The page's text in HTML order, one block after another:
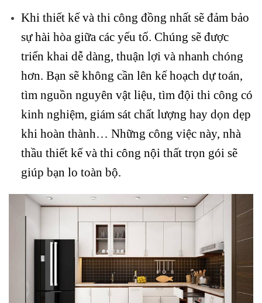
Khi thiết kế và thi công đồng nhất sẽ đảm bảo
sự hài hòa giữa các yếu tố. Chúng sẽ được
triển khai dễ dàng, thuận lợi và nhanh chóng
hơn. Bạn sẽ không cần lên kế hoạch dự toán,
tìm nguồn nguyên vật liệu, tìm đội thi công có
kinh nghiệm, giám sát chất lượng hay dọn dẹp
khi hoàn thành… Những công việc này, nhà
thầu thiết kế và thi công nội thất trọn gói sẽ
giúp bạn lo toàn bộ.